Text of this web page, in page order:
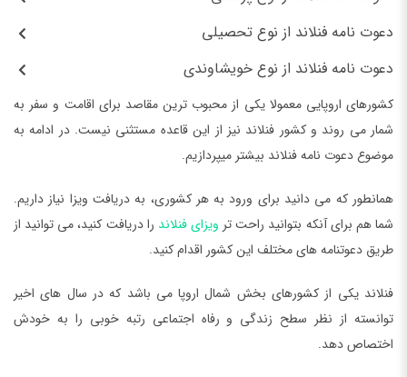
دعوت نامه فنلاند از نوع تحصیلی
دعوت نامه فنلاند از نوع خویشاوندی
کشورهای اروپایی معمولا یکی از محبوب ترین مقاصد برای اقامت و سفر به
شمار می روند و کشور فنلاند نیز از این قاعده مستثنی نیست. در ادامه به
موضوع دعوت نامه فنلاند بیشتر میپردازیم.
همانطور که می دانید برای ورود به هر کشوری، به دریافت ویزا نیاز داریم.
شما هم برای آنکه بتوانید راحت تر ویزای فنلاند را دریافت کنید، می توانید از
طریق دعوتنامه های مختلف این کشور اقدام کنید.
فنلاند یکی از کشورهای بخش شمال اروپا می باشد که در سال های اخیر
توانسته از نظر سطح زندگی و رفاه اجتماعی رتبه خوبی را به خودش
اختصاص دهد.